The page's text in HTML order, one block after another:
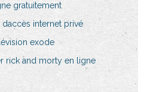
gratuitement
internet privé
exode
rick and morty en ligne